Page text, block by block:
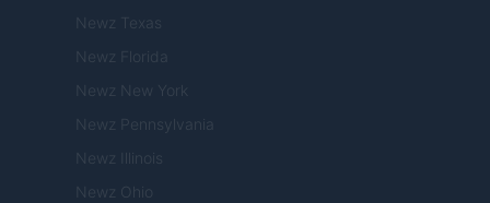
Newz Texas
Newz Florida
Newz New York
Newz Pennsylvania
Newz Illinois
Newz Ohio